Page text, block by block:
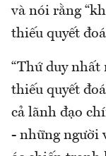
và nói rằng
thiếu quyết
“Thứ duy nhất
thiếu quyết
cả lãnh đạo
- những người